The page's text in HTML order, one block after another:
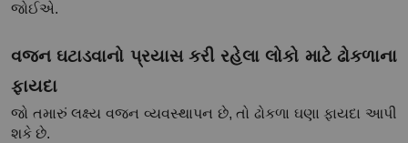
જોઈએ.
વજન ઘટાડવાનો પ્રયાસ કરી રહેલા લોકો માટે ઢોકળાના
ફાયદા
જો તમારું લક્ષ્ય વજન વ્યવસ્થાપન છે, તો ઢોકળા ઘણા ફાયદા આપી
શકે છે.